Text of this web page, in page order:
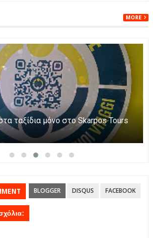
MORE
ταξίδια μόνο στο Skarpos Tours
BLOGGER DISQUS FACEBOOK